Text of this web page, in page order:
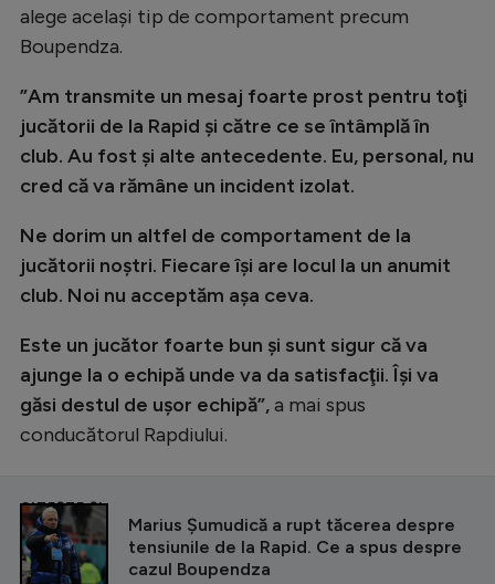
alege același tip de comportament precum
Boupendza.
”Am transmite un mesaj foarte prost pentru toţi
jucătorii de la Rapid şi către ce se întâmplă în
club. Au fost şi alte antecedente. Eu, personal, nu
cred că va rămâne un incident izolat.
Ne dorim un altfel de comportament de la
jucătorii noştri. Fiecare îşi are locul la un anumit
club. Noi nu acceptăm aşa ceva.
Este un jucător foarte bun şi sunt sigur că va
ajunge la o echipă unde va da satisfacţii.Îşi va
găsi destul de uşor echipă”,a mai spus
conducătorul Rapdiului.
CITEȘTE ȘI
Marius Șumudică a rupt tăcerea despre
tensiunile de la Rapid. Ce a spus despre
cazul Boupendza